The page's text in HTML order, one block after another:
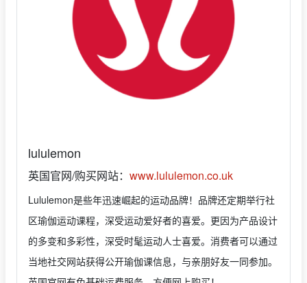
lululemon
英国官网/购买网站： www.lululemon.co.uk
Lululemon是些年迅速崛起的运动品牌！品牌还定期举行社
区瑜伽运动课程，深受运动爱好者的喜爱。更因为产品设计
的多变和多彩性，深受时髦运动人士喜爱。消费者可以通过
当地社交网站获得公开瑜伽课信息，与亲朋好友一同参加。